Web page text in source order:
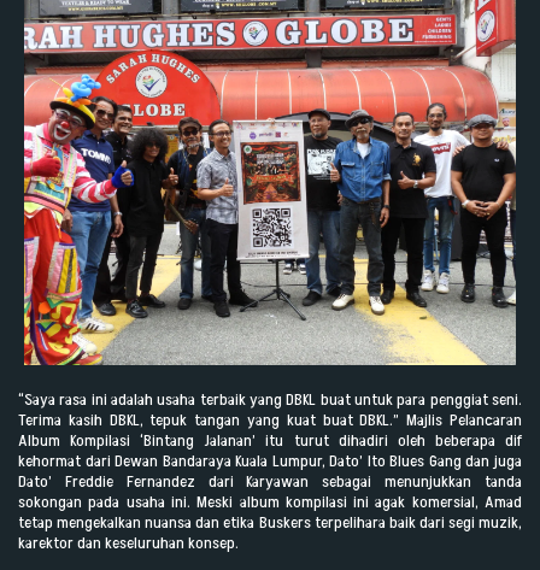
“Saya rasa ini adalah usaha terbaik yang DBKL buat untuk para penggiat seni.
Terima kasih DBKL, tepuk tangan yang kuat buat DBKL.” Majlis Pelancaran
Album Kompilasi ‘Bintang Jalanan’ itu turut dihadiri oleh beberapa dif
kehormat dari Dewan Bandaraya Kuala Lumpur, Dato’ Ito Blues Gang dan juga
Dato’ Freddie Fernandez dari Karyawan sebagai menunjukkan tanda
sokongan pada usaha ini. Meski album kompilasi ini agak komersial, Amad
tetap mengekalkan nuansa dan etika Buskers terpelihara baik dari segi muzik,
karektor dan keseluruhan konsep.